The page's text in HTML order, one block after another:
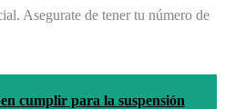
Asegurate de tener tu número de
cumplir para la suspensión